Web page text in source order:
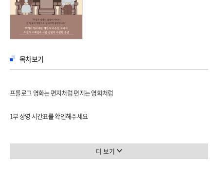
목차보기
프롤로그 영화는 편지처럼 편지는 영화처럼
1부 상영 시간표를 확인해주세요
더 보기